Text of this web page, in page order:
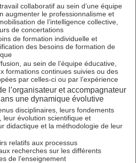
collaboratif au sein d’une équipe
augmenter le professionnalisme et
de l’intelligence collective,
de concertations
de formation individuelle et
des besoins de formation de
au sein de l’équipe éducative,
formations continues suivies ou des
par celles-ci ou par l’expérience
l’organisateur et accompagnateur
une dynamique évolutive
disciplinaires, leurs fondements
leur évolution scientifique et
didactique et la méthodologie de leur
relatifs aux processus
recherches sur les différents
de l’enseignement